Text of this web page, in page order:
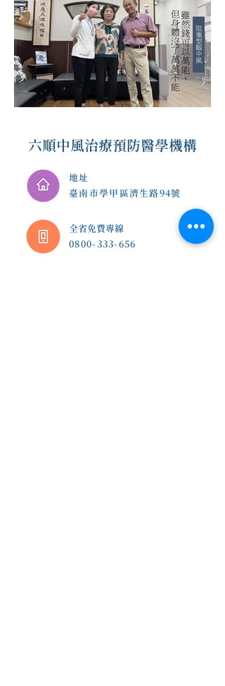
六順中風治療預防醫學機構
地址
臺南市學甲區濟生路94號
​全省免費專線
0800-333-656